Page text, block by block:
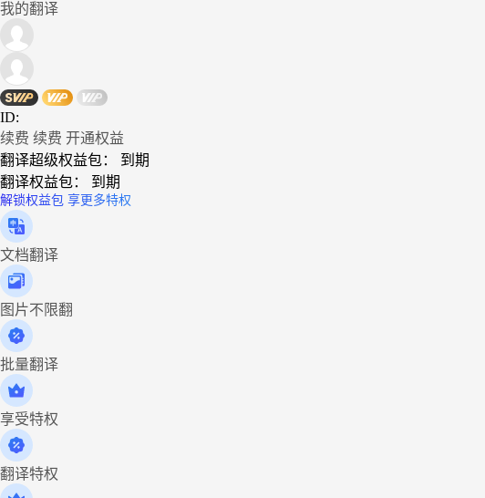
我的翻译
ID:
续费 续费 开通权益
翻译超级权益包：
到期
翻译权益包：
到期
解锁权益包 享更多特权
文档翻译
图片不限翻
批量翻译
享受特权
翻译特权